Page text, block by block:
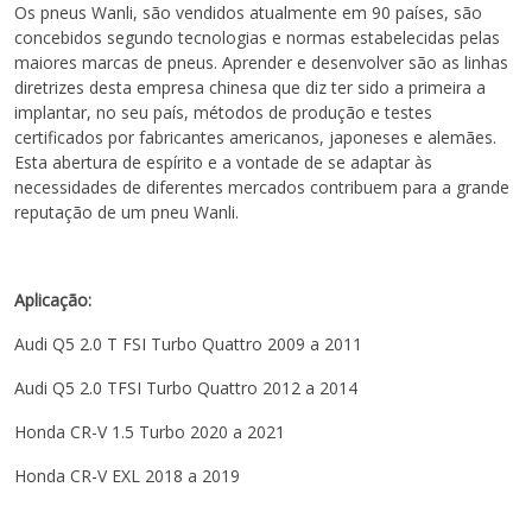
Os pneus Wanli, são vendidos atualmente em 90 países, são
concebidos segundo tecnologias e normas estabelecidas pelas
maiores marcas de pneus. Aprender e desenvolver são as linhas
diretrizes desta empresa chinesa que diz ter sido a primeira a
implantar, no seu país, métodos de produção e testes
certificados por fabricantes americanos, japoneses e alemães.
Esta abertura de espírito e a vontade de se adaptar às
necessidades de diferentes mercados contribuem para a grande
reputação de um pneu Wanli.
Aplicação:
Audi Q5 2.0 T FSI Turbo Quattro 2009 a 2011
Audi Q5 2.0 TFSI Turbo Quattro 2012 a 2014
Honda CR-V 1.5 Turbo 2020 a 2021
Honda CR-V EXL 2018 a 2019